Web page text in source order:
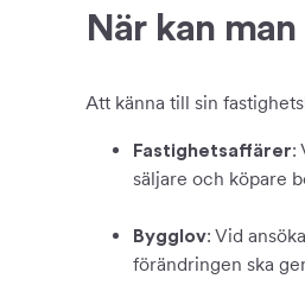
När kan
Att känna till sin
Fastighetsaffärer:
säljare och köpare
Bygglov: Vid
förändringen ska